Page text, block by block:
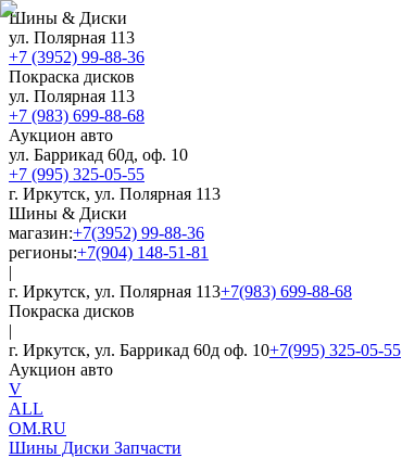
Шины & Диски
ул. Полярная 113
+7 (3952) 99-88-36
Покраска дисков
ул. Полярная 113
+7 (983) 699-88-68
Аукцион авто
ул. Баррикад 60д, оф. 10
+7 (995) 325-05-55
г. Иркутск, ул. Полярная 113
Шины & Диски
магазин:+7(3952) 99-88-36
регионы:+7(904) 148-51-81
|
г. Иркутск, ул. Полярная 113+7(983) 699-88-68
Покраска дисков
|
г. Иркутск, ул. Баррикад 60д оф. 10+7(995) 325-05-55
Аукцион авто
V
ALL
OM.RU
Шины Диски Запчасти